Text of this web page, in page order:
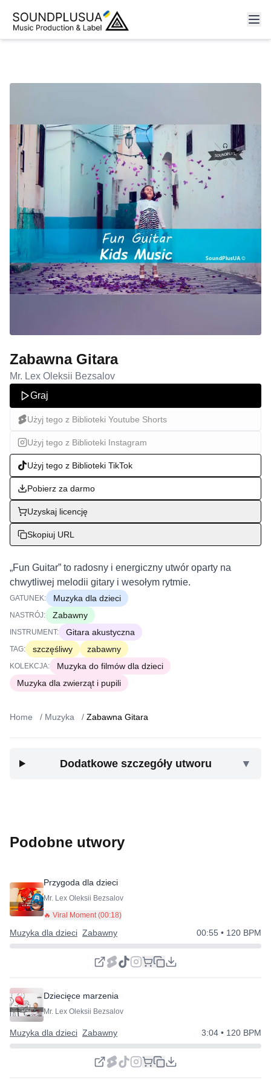
Zabawna Gitara
Mr. Lex Oleksii Bezsalov
Graj
Użyj tego z Biblioteki Youtube Shorts
Użyj tego z Biblioteki Instagram
Użyj tego z Biblioteki TikTok
Pobierz za darmo
Uzyskaj licencję
Skopiuj URL
„Fun Guitar” to radosny i energiczny utwór oparty na
chwytliwej melodii gitary i wesołym rytmie.
GATUNEK: Muzyka dla dzieci
NASTRÓJ: Zabawny
INSTRUMENT: Gitara akustyczna
TAG: szczęśliwy zabawny
KOLEKCJA:
Muzyka do filmów dla dzieci
Muzyka dla zwierząt i pupili
Home / Muzyka / Zabawna Gitara
Dodatkowe szczegóły utworu ▼
Podobne utwory
Przygoda dla dzieci
Mr. Lex Oleksii Bezsalov
🔥 Viral Moment (00:18)
Muzyka dla dzieci Zabawny 00:55 • 120 BPM
Dziecięce marzenia
Mr. Lex Oleksii Bezsalov
Muzyka dla dzieci Zabawny 3:04 • 120 BPM